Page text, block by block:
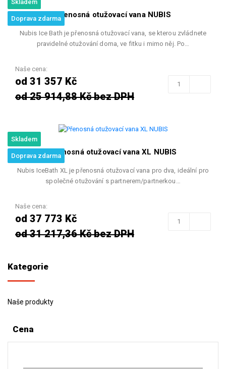
Kategorie
Naše produkty
Cena
Skladem
Doprava zdarmaPřenosná otužovací vana NUBIS
Nubis Ice Bath je přenosná otužovací vana, se kterou zvládnete
pravidelné otužování doma, ve fitku i mimo něj. Po…
Naše cena:
od 31 357 Kč
od 25 914,88 Kč bez DPH
Skladem
Doprava zdarmaPřenosná otužovací vana XL NUBIS
Nubis IceBath XL je přenosná otužovací vana pro dva, ideální pro
společné otužování s partnerem/partnerkou…
Naše cena:
od 37 773 Kč
od 31 217,36 Kč bez DPH